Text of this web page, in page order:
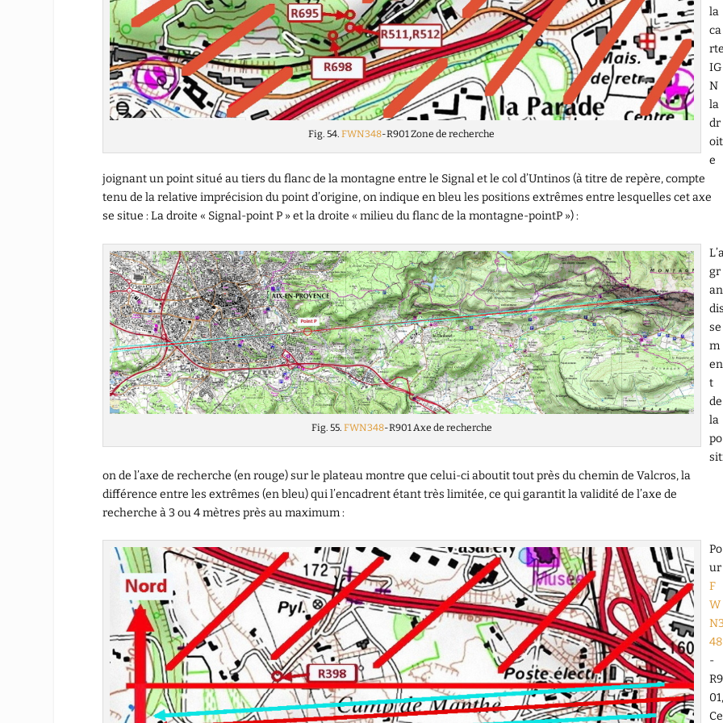
Fig. 54.FWN348-R901 Zone de recherche
la
ca
IG
N
la
dr
oit
e
joignant un point situé au tiers du flanc de la montagne entre le Signal et le col d’Untinos (à titre de repère, compte
tenu de la relative imprécision du point d’origine, on indique en bleu les positions extrêmes entre lesquelles cet axe
se situe : La droite « Signal-point P » et la droite « milieu du flanc de la montagne-pointP ») :
Fig. 55. FWN348-R901 Axe de recherche
gr
an
se
m
en
t
de
la
po
on de l’axe de recherche (en rouge) sur le plateau montre que celui-ci aboutit tout près du chemin de Valcros, la
différence entre les extrêmes (en bleu) qui l’encadrent étant très limitée, ce qui garantit la validité de l’axe de
recherche à 3 ou 4 mètres près au maximum :
Po
ur
F
W
48
-
R9
01,
Ce